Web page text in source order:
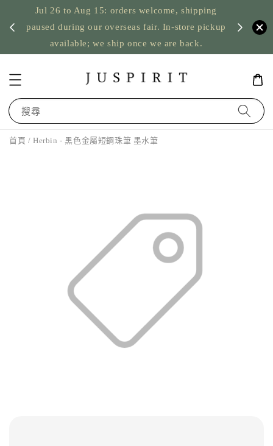
Jul 26 to Aug 15: orders welcome, shipping
paused during our overseas fair. In-store pickup
available; we ship once we are back.
US
搜尋
首頁 / Herbin - 黑色金屬短鋼珠筆 墨水筆